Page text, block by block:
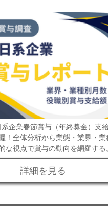
企業春節賞与（年終獎金）支
！全体分析から業態・業界・業
な視点で賞与の動向を網羅する
詳細を見る